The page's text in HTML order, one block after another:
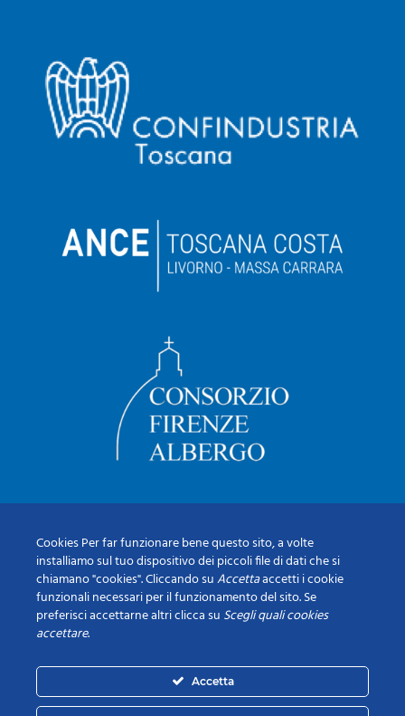
Cookies Per far funzionare bene questo sito, a volte
installiamo sul tuo dispositivo dei piccoli file di dati che si
chiamano "cookies". Cliccando suAccettaaccetti i cookie
funzionali necessari per il funzionamento del sito. Se
preferisci accettarne altri clicca su Scegli quali cookies
accettare.
Accetta